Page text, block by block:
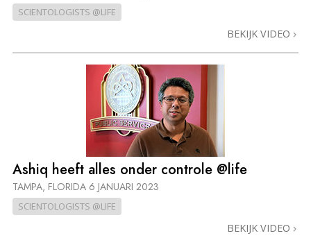
SCIENTOLOGISTS @LIFE
BEKIJK VIDEO
Ashiq heeft alles onder controle @life
TAMPA, FLORIDA 6 JANUARI 2023
SCIENTOLOGISTS @LIFE
BEKIJK VIDEO